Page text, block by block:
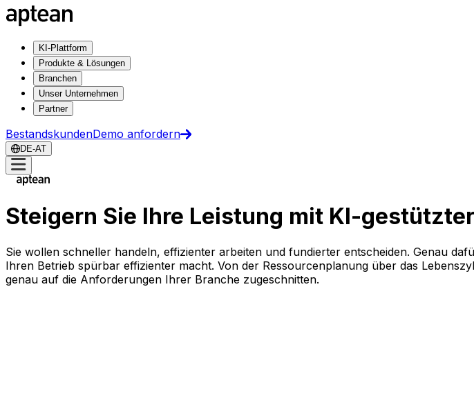
KI-Plattform
Produkte & Lösungen
Branchen
Unser Unternehmen
Partner
BestandskundenDemo anfordern
DE-AT
Steigern Sie Ihre Leistung mit KI-
Sie wollen schneller handeln, effizienter arbeiten und fundierter entscheiden. Genau
Ihren Betrieb spürbar effizienter macht. Von der Ressourcenplanung über das
genau auf die Anforderungen Ihrer Branche zugeschnitten.